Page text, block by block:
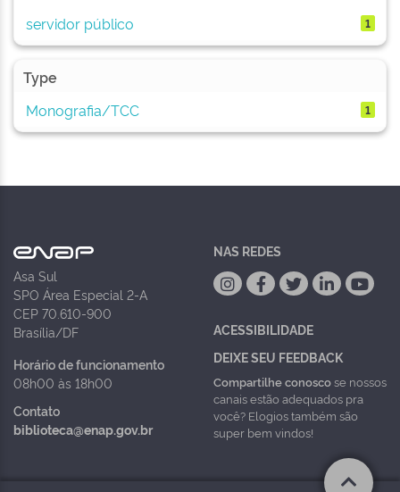
servidor público 1
Type
Monografia/TCC
1
Asa Sul
SPO Área Especial 2-A
CEP 70.610-900
Brasília/DF
Horário de funcionamento
08h00 às 18h00
Contato
biblioteca@enap.gov.br
NAS REDES
ACESSIBILIDADE
DEIXE SEU FEEDBACK
Compartilhe conoscose nossos
canais estão adequados pra
você? Elogios também são
super bem vindos!